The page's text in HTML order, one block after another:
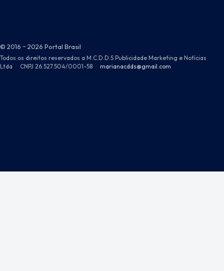
© 2016 ~ 2026 Portal Brasil
Todos os direitos reservados a M.C.D.D.S Publicidade Marketing e Notícias
Ltda · CNPJ 26.527.504/0001-58 · marianacdds@gmail.com